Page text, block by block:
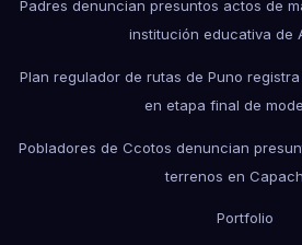
Padres denuncian presuntos actos de
institución educativa de
Plan regulador de rutas de Puno
en etapa final de
Pobladores de Ccotos denuncian
terrenos en
Portfolio